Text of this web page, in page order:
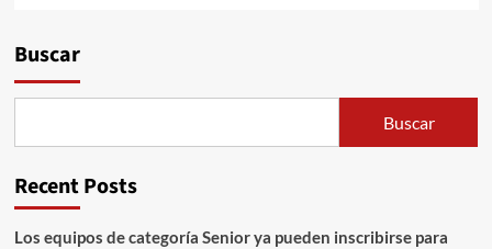
Buscar
Buscar
Recent Posts
Los equipos de categoría Senior ya pueden inscribirse para